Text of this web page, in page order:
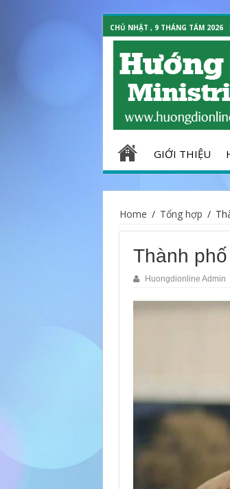
CHỦ NHẬT , 9 THÁNG TÁM 2026
GIỚI THIỆU
Home / Tổng hợp /
Thành
Huongdionline Admin